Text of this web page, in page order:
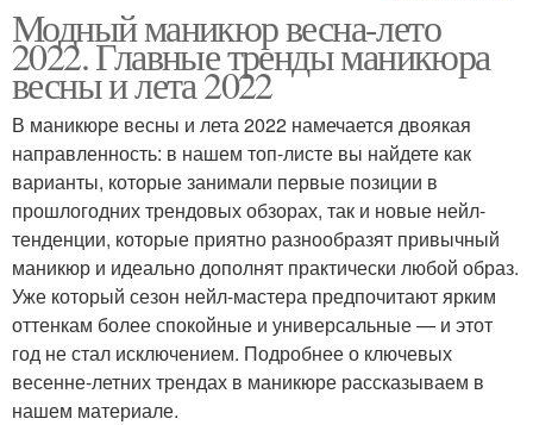
Маникюр на любой Матовый маникюр
Яркий маникюр
Модный маникюр весна-лето
2022. Главные тренды маникюра
весны и лета 2022
В маникюре весны и лета 2022 намечается двоякая
направленность: в нашем топ-листе вы найдете как
варианты, которые занимали первые позиции в
прошлогодних трендовых обзорах, так и новые нейл-
тенденции, которые приятно разнообразят привычный
маникюр и идеально дополнят практически любой образ.
Уже который сезон нейл-мастера предпочитают ярким
оттенкам более спокойные и универсальные — и этот
год не стал исключением. Подробнее о ключевых
весенне-летних трендах в маникюре рассказываем в
нашем материале.